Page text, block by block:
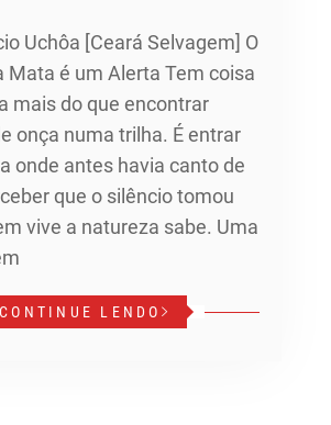
Uchôa [Ceará Selvagem] O
Mata é um Alerta Tem coisa
mais do que encontrar
onça numa trilha. É entrar
onde antes havia canto de
que o silêncio tomou
vive a natureza sabe. Uma
CONTINUE LENDO